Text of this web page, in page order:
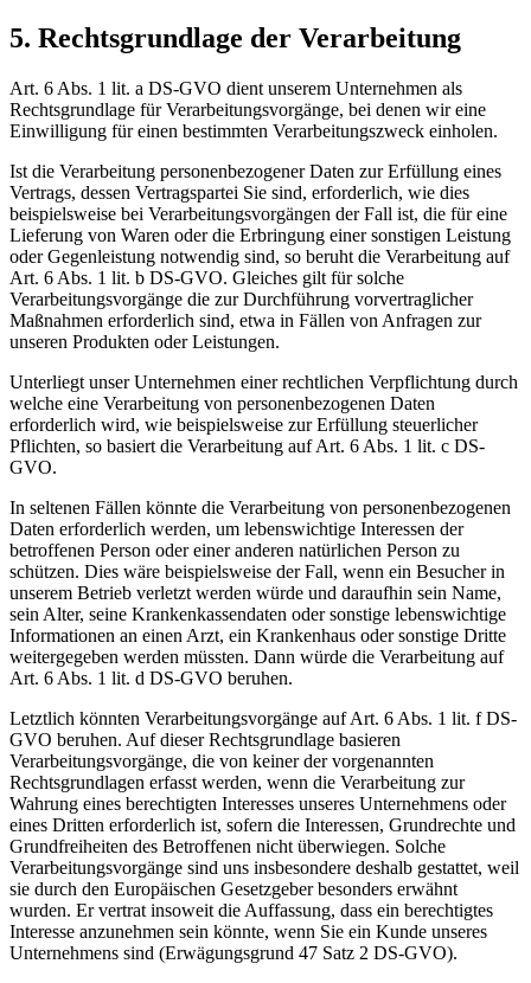
5. Rechtsgrundlage der Verarbeitung
Art. 6 Abs. 1 lit. a DS-GVO dient unserem Unternehmen als
Rechtsgrundlage für Verarbeitungsvorgänge, bei denen wir eine
Einwilligung für einen bestimmten Verarbeitungszweck einholen.
Ist die Verarbeitung personenbezogener Daten zur Erfüllung eines
Vertrags, dessen Vertragspartei Sie sind, erforderlich, wie dies
beispielsweise bei Verarbeitungsvorgängen der Fall ist, die für eine
Lieferung von Waren oder die Erbringung einer sonstigen Leistung
oder Gegenleistung notwendig sind, so beruht die Verarbeitung auf
Art. 6 Abs. 1 lit. b DS-GVO. Gleiches gilt für solche
Verarbeitungsvorgänge die zur Durchführung vorvertraglicher
Maßnahmen erforderlich sind, etwa in Fällen von Anfragen zur
unseren Produkten oder Leistungen.
Unterliegt unser Unternehmen einer rechtlichen Verpflichtung durch
welche eine Verarbeitung von personenbezogenen Daten
erforderlich wird, wie beispielsweise zur Erfüllung steuerlicher
Pflichten, so basiert die Verarbeitung auf Art. 6 Abs. 1 lit. c DS-
GVO.
In seltenen Fällen könnte die Verarbeitung von personenbezogenen
Daten erforderlich werden, um lebenswichtige Interessen der
betroffenen Person oder einer anderen natürlichen Person zu
schützen. Dies wäre beispielsweise der Fall, wenn ein Besucher in
unserem Betrieb verletzt werden würde und daraufhin sein Name,
sein Alter, seine Krankenkassendaten oder sonstige lebenswichtige
Informationen an einen Arzt, ein Krankenhaus oder sonstige Dritte
weitergegeben werden müssten. Dann würde die Verarbeitung auf
Art. 6 Abs. 1 lit. d DS-GVO beruhen.
Letztlich könnten Verarbeitungsvorgänge auf Art. 6 Abs. 1 lit. f DS-
GVO beruhen. Auf dieser Rechtsgrundlage basieren
Verarbeitungsvorgänge, die von keiner der vorgenannten
Rechtsgrundlagen erfasst werden, wenn die Verarbeitung zur
Wahrung eines berechtigten Interesses unseres Unternehmens oder
eines Dritten erforderlich ist, sofern die Interessen, Grundrechte und
Grundfreiheiten des Betroffenen nicht überwiegen. Solche
Verarbeitungsvorgänge sind uns insbesondere deshalb gestattet, weil
sie durch den Europäischen Gesetzgeber besonders erwähnt
wurden. Er vertrat insoweit die Auffassung, dass ein berechtigtes
Interesse anzunehmen sein könnte, wenn Sie ein Kunde unseres
Unternehmens sind (Erwägungsgrund 47 Satz 2 DS-GVO).